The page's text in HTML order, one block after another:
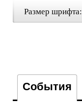
Размер шрифта:
События